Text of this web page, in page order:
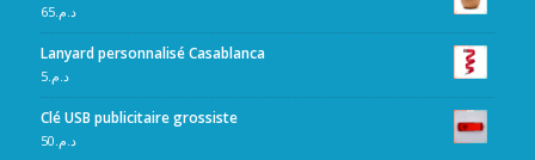
د.م.65
Lanyard personnalisé Casablanca
د.م.5
Clé USB publicitaire grossiste
د.م. 50